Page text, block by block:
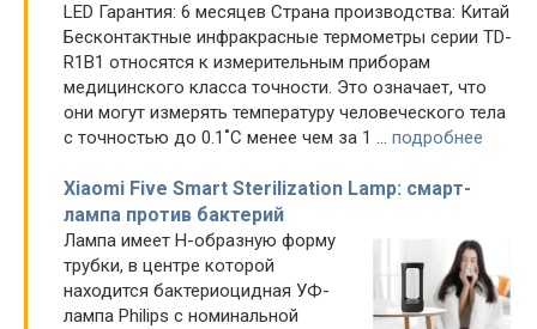
LED Гарантия: 6 месяцев Страна производства: Китай
Бесконтактные инфракрасные термометры серии TD-
R1B1 относятся к измерительным приборам
медицинского класса точности. Это означает, что
они могут измерять температуру человеческого тела
с точностью до 0.1˚С менее чем за 1 ... подробнее
Xiaomi Five Smart Sterilization Lamp: смарт-
лампа против бактерий
Лампа имеет H-образную форму
трубки, в центре которой
находится бактериоцидная УФ-
лампа Philips с номинальной